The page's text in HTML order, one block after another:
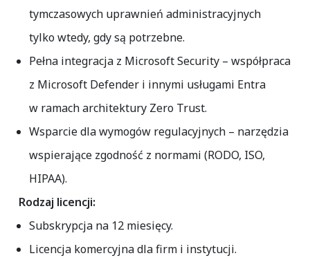
tymczasowych uprawnień administracyjnych
tylko wtedy, gdy są potrzebne.
Pełna integracja z Microsoft Security– współpraca
z Microsoft Defender i innymi usługami Entra
w ramach architektury Zero Trust.
Wsparcie dla wymogów regulacyjnych– narzędzia
wspierające zgodność z normami (RODO, ISO,
HIPAA).
Rodzaj licencji:
Subskrypcja na 12 miesięcy.
Licencja komercyjna dla firm i instytucji.